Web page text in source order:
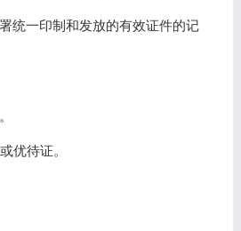
统一印制和发放的有效证件的记
优待证。